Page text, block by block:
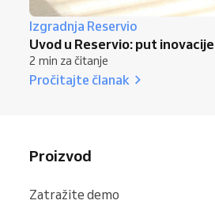
Izgradnja Reservio
Uvod u Reservio: put
2 min za čitanje
Pročitajte članak
Proizvod
Zatražite demo